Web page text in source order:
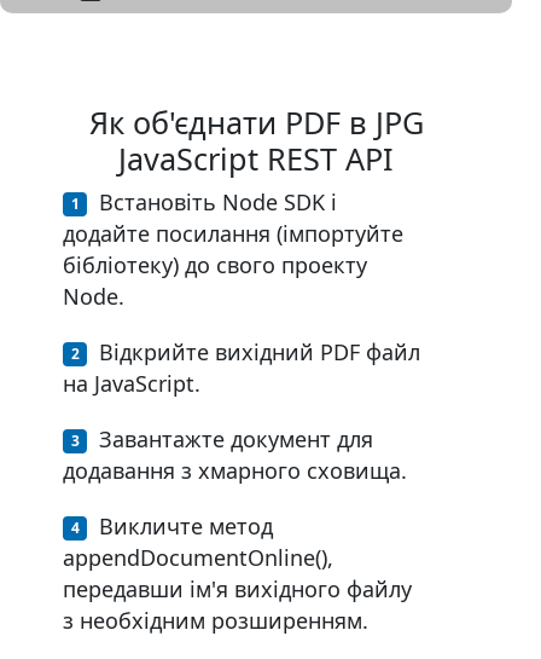
Як об'єднати PDF в JPG
JavaScript REST API
Встановіть Node SDK і
додайте посилання (імпортуйте
бібліотеку) до свого проекту
Node.
Відкрийте вихідний PDF файл
на JavaScript.
Завантажте документ для
додавання з хмарного сховища.
Викличте метод
appendDocumentOnline(),
передавши ім'я вихідного файлу
з необхідним розширенням.